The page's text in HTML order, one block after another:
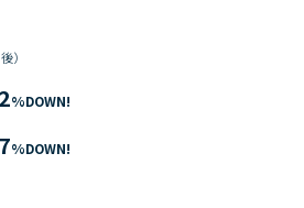
）
%DOWN!
%DOWN!